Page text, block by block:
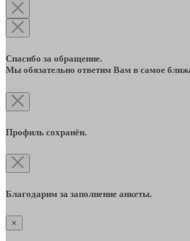
Спасибо за обращение.
Мы обязательно ответим Вам в самое
Профиль сохранён.
Благодарим за заполнение анкеты.
×